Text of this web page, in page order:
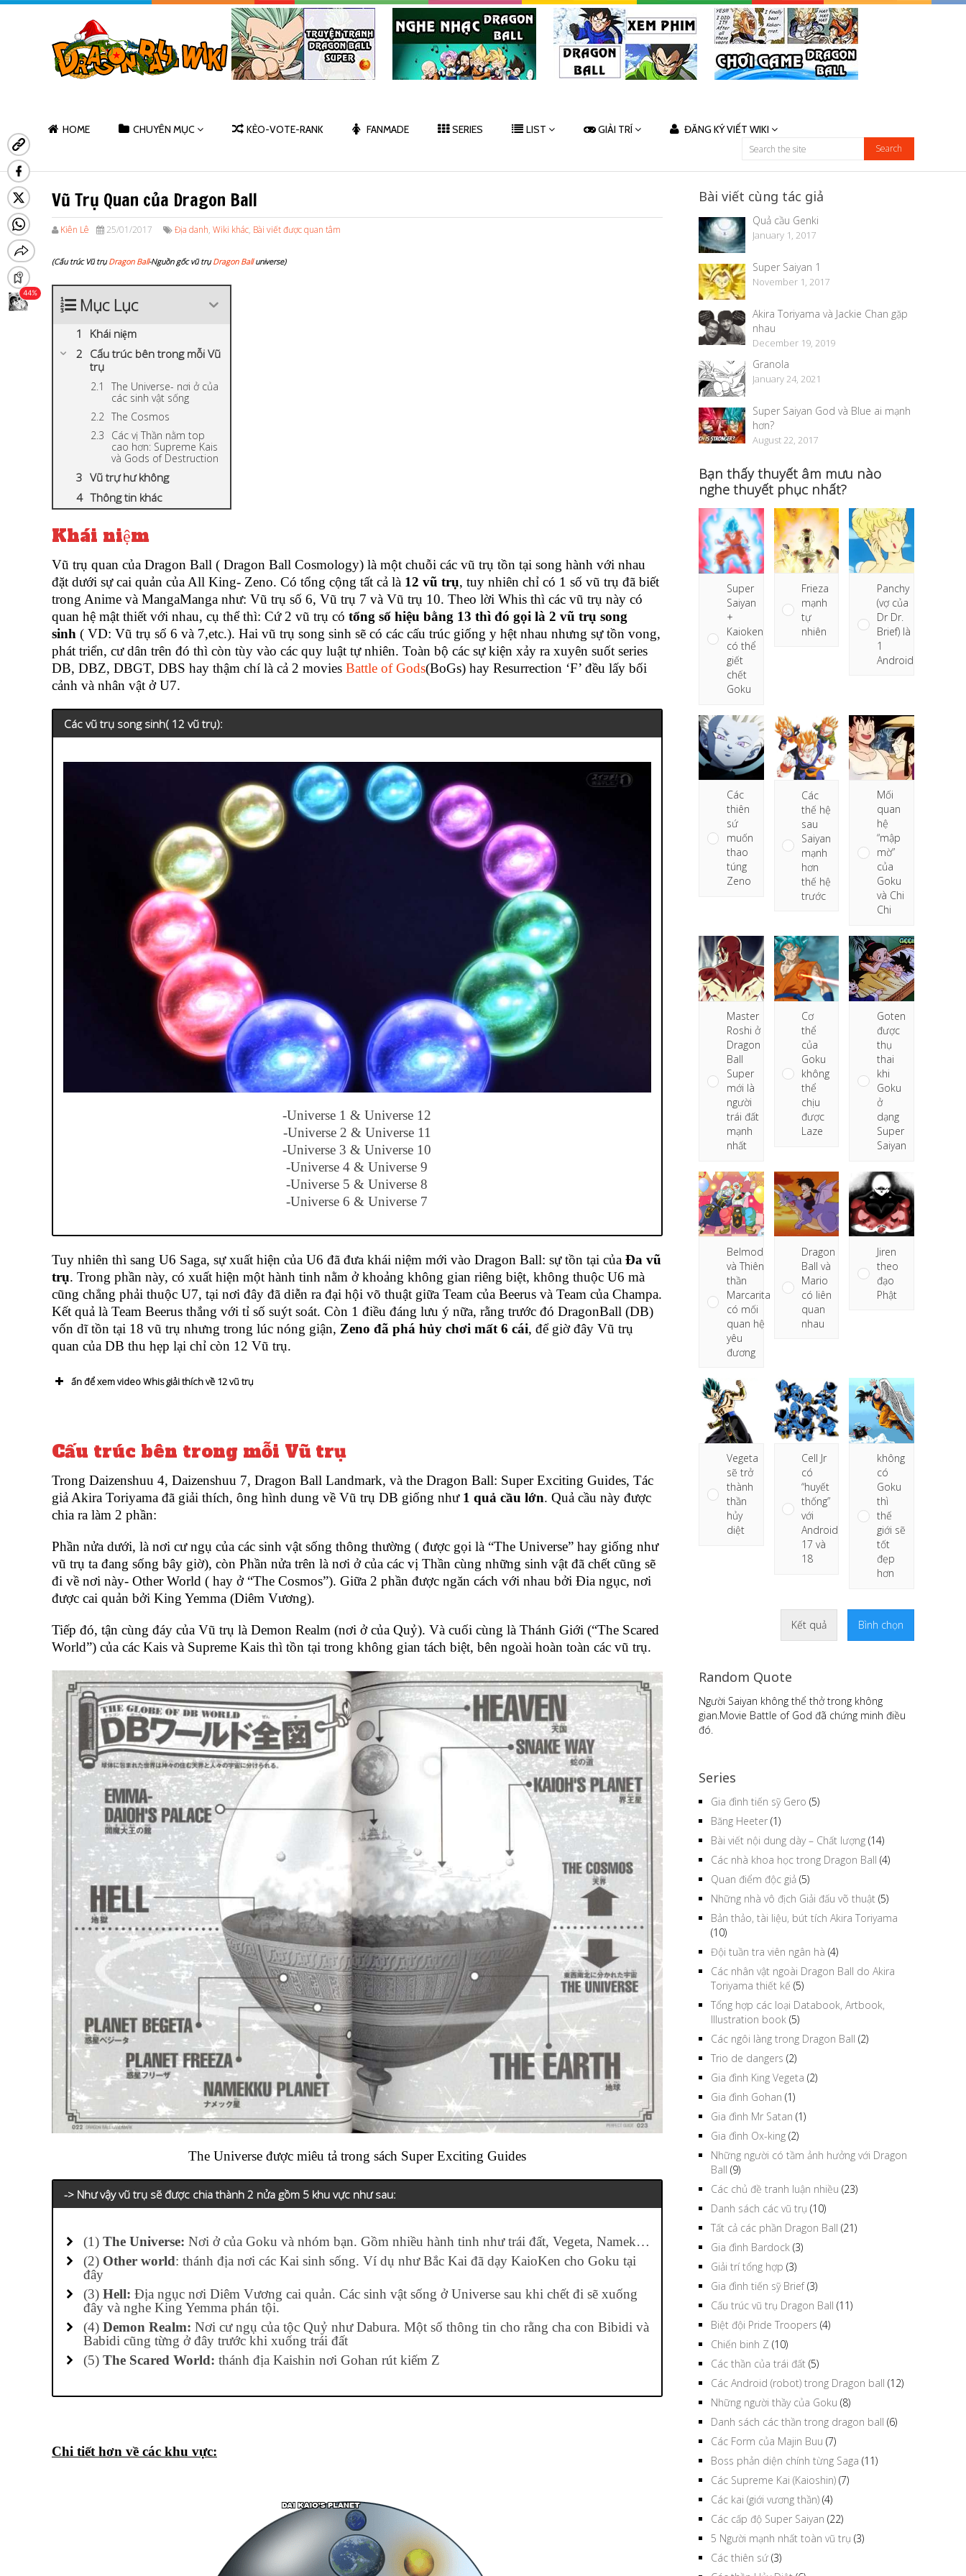
HOME CHUYÊN MỤC KÈO-VOTE-RANK FANMADE SERIES LIST GIẢI TRÍ ĐĂNG KÝ VIẾT WIKI
Vũ Trụ Quan của Dragon Ball
Kiên Lê 25/01/2017 Địa danh, Wiki khác, Bài viết được quan tâm
(Cấu trúc Vũ trụ Dragon Ball-Nguồn gốc vũ trụ Dragon Balluniverse)
Mục Lục
Khái niệm
Cấu trúc bên trong mỗi Vũ
trụ
The Universe- nơi ở của
các sinh vật sống
The Cosmos
Các vị Thần nằm top
cao hơn: Supreme Kais
và Gods of Destruction
Vũ trự hư không
Thông tin khác
Khái niệm
Vũ trụ quan của Dragon Ball ( Dragon Ball Cosmology) là một chuỗi các vũ trụ tồn tại song hành với nhau
đặt dưới sự cai quản của All King- Zeno. Có tổng cộng tất cả là 12 vũ trụ, tuy nhiên chỉ có 1 số vũ trụ đã biết
trong Anime và MangaManga như: Vũ trụ số 6, Vũ trụ 7 và Vũ trụ 10. Theo lời Whis thì các vũ trụ này có
quan hệ mật thiết với nhau, cụ thể thì: Cứ 2 vũ trụ có tổng số hiệu bằng 13 thì đó gọi là 2 vũ trụ song
sinh ( VD: Vũ trụ số 6 và 7,etc.). Hai vũ trụ song sinh sẽ có các cấu trúc giống y hệt nhau nhưng sự tồn vong,
phát triển, cư dân trên đó thì còn tùy vào các quy luật tự nhiên. Toàn bộ các sự kiện xảy ra xuyên suốt series
DB, DBZ, DBGT, DBS hay thậm chí là cả 2 movies Battle of Gods(BoGs) hay Resurrection ‘F’ đều lấy bối
cảnh và nhân vật ở U7.
Các vũ trụ song sinh( 12 vũ trụ):
-Universe 1 & Universe 12
-Universe 2 & Universe 11
-Universe 3 & Universe 10
-Universe 4 & Universe 9
-Universe 5 & Universe 8
-Universe 6 & Universe 7
Tuy nhiên thì sang U6 Saga, sự xuất hiện của U6 đã đưa khái niệm mới vào Dragon Ball: sự tồn tại của Đa vũ
trụ. Trong phần này, có xuất hiện một hành tinh nằm ở khoảng không gian riêng biệt, không thuộc U6 mà
cũng chẳng phải thuộc U7, tại nơi đây đã diễn ra đại hội võ thuật giữa Team của Beerus và Team của Champa.
Kết quả là Team Beerus thắng với tỉ số suýt soát. Còn 1 điều đáng lưu ý nữa, rằng trước đó DragonBall (DB)
vốn dĩ tồn tại 18 vũ trụ nhưng trong lúc nóng giận, Zeno đã phá hủy chơi mất 6 cái, để giờ đây Vũ trụ
quan của DB thu hẹp lại chỉ còn 12 Vũ trụ.
ấn để xem video Whis giải thích về 12 vũ trụ
Cấu trúc bên trong mỗi Vũ trụ
Trong Daizenshuu 4, Daizenshuu 7, Dragon Ball Landmark, và the Dragon Ball: Super Exciting Guides, Tác
giả Akira Toriyama đã giải thích, ông hình dung về Vũ trụ DB giống như 1 quả cầu lớn. Quả cầu này được
chia ra làm 2 phần:
Phần nửa dưới, là nơi cư ngụ của các sinh vật sống thông thường ( được gọi là “The Universe” hay giống như
vũ trụ ta đang sống bây giờ), còn Phần nửa trên là nơi ở của các vị Thần cùng những sinh vật đã chết cũng sẽ
đi về nơi này- Other World ( hay ở “The Cosmos”). Giữa 2 phần được ngăn cách với nhau bởi Đia ngục, nơi
được cai quản bởi King Yemma (Diêm Vương).
Tiếp đó, tận cùng đáy của Vũ trụ là Demon Realm (nơi ở của Quỷ). Và cuối cùng là Thánh Giới (“The Scared
World”) của các Kais và Supreme Kais thì tồn tại trong không gian tách biệt, bên ngoài hoàn toàn các vũ trụ.
The Universe được miêu tả trong sách Super Exciting Guides
-> Như vậy vũ trụ sẽ được chia thành 2 nửa gồm 5 khu vực như sau:
(1) The Universe: Nơi ở của Goku và nhóm bạn. Gồm nhiều hành tinh như trái đất, Vegeta, Namek…
(2) Other world: thánh địa nơi các Kai sinh sống. Ví dụ như Bắc Kai đã dạy KaioKen cho Goku tại
đây
(3) Hell: Địa ngục nơi Diêm Vương cai quản. Các sinh vật sống ở Universe sau khi chết đi sẽ xuống
đây và nghe King Yemma phán tội.
(4) Demon Realm: Nơi cư ngụ của tộc Quỷ như Dabura. Một số thông tin cho rằng cha con Bibidi và
Babidi cũng từng ở đây trước khi xuống trái đất
(5) The Scared World: thánh địa Kaishin nơi Gohan rút kiếm Z
Chi tiết hơn về các khu vực:
Bài viết cùng tác giả
Quả cầu Genki
January 1, 2017
Super Saiyan 1
November 1, 2017
Akira Toriyama và Jackie Chan gặp
nhau
December 19, 2019
Granola
January 24, 2021
Super Saiyan God và Blue ai mạnh
hơn?
August 22, 2017
Bạn thấy thuyết âm mưu nào
nghe thuyết phục nhất?
Super
Saiyan
+
Kaioken
có thể
giết
chết
Goku
Frieza
mạnh
tự
nhiên
Panchy
(vợ của
Dr Dr.
Brief) là
1
Android
Các
thiên
sứ
muốn
thao
túng
Zeno
Các
thế hệ
sau
Saiyan
mạnh
hơn
thế hệ
trước
Mối
quan
hệ
“mập
mờ”
của
Goku
và Chi
Chi
Master
Roshi ở
Dragon
Ball
Super
mới là
người
trái đất
mạnh
nhất
Cơ
thể
của
Goku
không
thể
chịu
được
Laze
Goten
được
thụ
thai
khi
Goku
ở
dạng
Super
Saiyan
Belmod
và Thiên
thần
Marcarita
có mối
quan hệ
yêu
đương
Dragon
Ball và
Mario
có liên
quan
nhau
Jiren
theo
đạo
Phật
Vegeta
sẽ trở
thành
thần
hủy
diệt
Cell Jr
có
“huyết
thống”
với
Android
17 và
18
không
có
Goku
thì
thế
giới sẽ
tốt
đẹp
hơn
Kết quả Bình chọn
Random Quote
Người Saiyan không thể thở trong không
gian.Movie Battle of God đã chứng minh điều
đó.
Series
Gia đình tiến sỹ Gero (5)
Băng Heeter (1)
Bài viết nội dung dày – Chất lượng (14)
Các nhà khoa học trong Dragon Ball (4)
Quan điểm độc giả (5)
Những nhà vô địch Giải đấu võ thuật (5)
Bản thảo, tài liệu, bút tích Akira Toriyama
(10)
Đội tuần tra viên ngân hà (4)
Các nhân vật ngoài Dragon Ball do Akira
Toriyama thiết kế (5)
Tổng hợp các loại Databook, Artbook,
Illustration book (5)
Các ngôi làng trong Dragon Ball (2)
Trio de dangers (2)
Gia đình King Vegeta (2)
Gia đình Gohan (1)
Gia đình Mr Satan (1)
Gia đình Ox-king (2)
Những người có tầm ảnh hưởng với Dragon
Ball (9)
Các chủ đề tranh luận nhiều (23)
Danh sách các vũ trụ (10)
Tất cả các phần Dragon Ball (21)
Gia đình Bardock (3)
Giải trí tổng hợp (3)
Gia đình tiến sỹ Brief(3)
Cấu trúc vũ trụ Dragon Ball (11)
Biệt đội Pride Troopers (4)
Chiến binh Z (10)
Các thần của trái đất (5)
Các Android (robot) trong Dragon ball (12)
Những người thầy của Goku (8)
Danh sách các thần trong dragon ball (6)
Các Form của Majin Buu (7)
Boss phản diện chính từng Saga (11)
Các Supreme Kai (Kaioshin) (7)
Các kai (giới vương thần) (4)
Các cấp độ Super Saiyan (22)
5 Người mạnh nhất toàn vũ trụ (3)
Các thiên sứ (3)